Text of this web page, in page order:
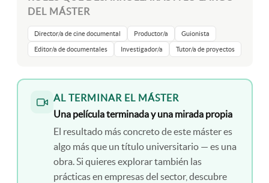
DEL MÁSTER
Director/a de cine documental Productor/a Guionista
Editor/a de documentales Investigador/a Tutor/a de proyectos
AL TERMINAR EL MÁSTER
Una película terminada y una mirada propia
El resultado más concreto de este máster es
algo más que un título universitario — es una
obra. Si quieres explorar también las
prácticas en empresas del sector, descubre